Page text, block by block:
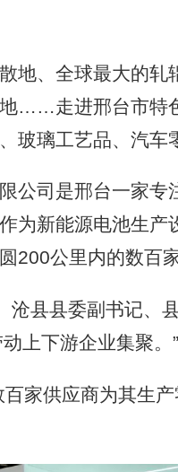
、全球最大的轧
……走进邢台市特
玻璃工艺品、汽车
司是邢台一家专
为新能源电池生
200公里内的数百家
县县委副书记、
上下游企业集聚。”
供应商为其生产